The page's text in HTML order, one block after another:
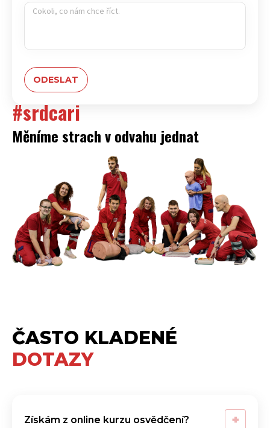
#srdcari
Měníme strach v odvahu jednat
ČASTO KLADENÉ
DOTAZY
Získám z online kurzu osvědčení? +